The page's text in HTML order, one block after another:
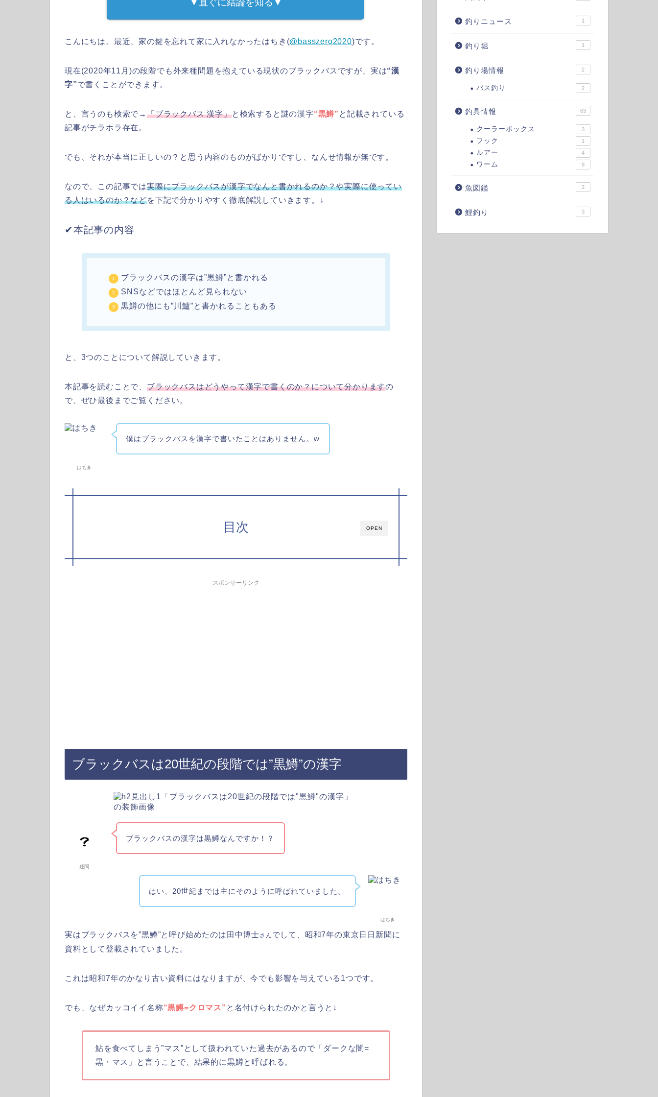
こんにちは。最近、家の鍵を忘れて家に入れなかったはちき(@basszero2020)です。
現在(2020年11月)の段階でも外来種問題を抱えている現状のブラックバスですが、実は“漢
字”で書くことができます。
と、言うのも検索で→ 「ブラックバス 漢字」と検索すると謎の漢字“黒鱒” と記載されている
記事がチラホラ存在。
でも、それが本当に正しいの？と思う内容のものがばかりですし、なんせ情報が無です。
なので、この記事では実際にブラックバスが漢字でなんと書かれるのか？や実際に使ってい
る人はいるのか？などを下記で分かりやすく徹底解説していきます。↓
✔︎本記事の内容
ブラックバスの漢字は”黒鱒”と書かれる
SNSなどではほとんど見られない
黒鱒の他にも”川鱸”と書かれることもある
と、3つのことについて解説していきます。
本記事を読むことで、 ブラックバスはどうやって漢字で書くのか？について分かりますの
で、ぜひ最後までご覧ください。
はちき
僕はブラックバスを漢字で書いたことはありません。w
OPEN
目次
スポンサーリンク
ブラックバスは20世紀の段階では”黒鱒”の漢字
疑問
ブラックバスの漢字は黒鱒なんですか！？
はちき
はい、20世紀までは主にそのように呼ばれていました。
実はブラックバスを”黒鱒”と呼び始めたのは田中博士さん でして、昭和7年の東京日日新聞に
資料として登載されていました。
これは昭和7年のかなり古い資料にはなりますが、今でも影響を与えている1つです。
でも、なぜカッコイイ名称“黒鱒=クロマス” と名付けられたのかと言うと↓
鮎を食べてしまう”マス”として扱われていた過去があるので「ダークな闇=
黒・マス」と言うことで、結果的に黒鱒と呼ばれる。
釣りニュース 1
釣り堀 1
釣り場情報 2
バス釣り 2
釣具情報 63
クーラーボックス 3
フック 1
ルアー 4
ワーム 9
魚図鑑 2
鯉釣り 3